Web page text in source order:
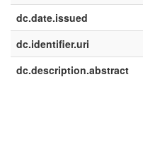
dc.date.issued
dc.identifier.uri
dc.description.abstract